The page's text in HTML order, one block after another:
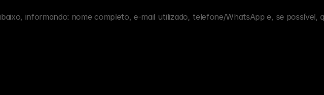
informando: nome completo, e-mail utilizado, telefone/WhatsApp e, se possível,